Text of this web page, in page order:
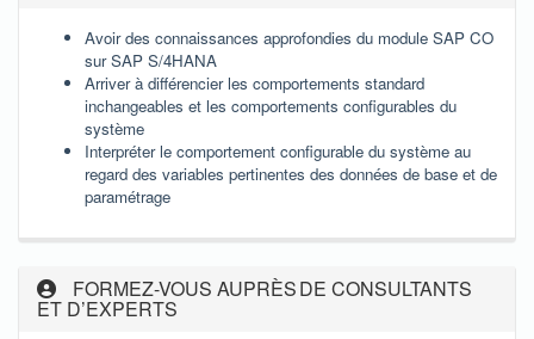
Avoir des connaissances approfondies du module SAP CO
sur SAP S/4HANA
Arriver à différencier les comportements standard
inchangeables et les comportements configurables du
système
Interpréter le comportement configurable du système au
regard des variables pertinentes des données de base et de
paramétrage
FORMEZ-VOUS AUPRÈS DE CONSULTANTS
ET D’EXPERTS